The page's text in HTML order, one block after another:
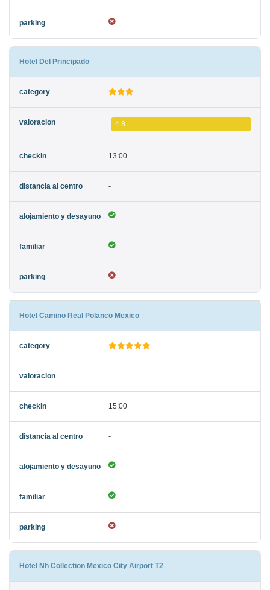
Hotel Del Principado
4.8
13:00
-
Hotel Camino Real Polanco Mexico
15:00
-
Hotel Nh Collection Mexico City Airport T2